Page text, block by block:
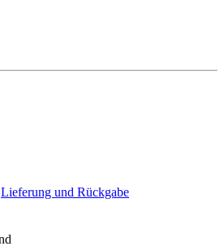
Lieferung und Rückgabe